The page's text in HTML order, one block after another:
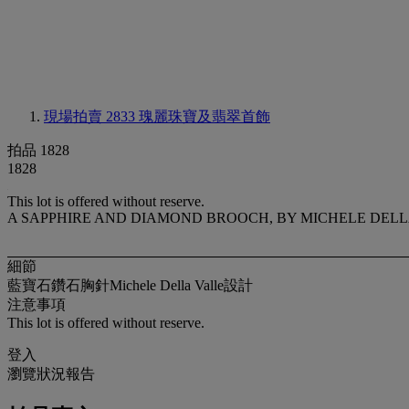
現場拍賣 2833 瑰麗珠寶及翡翠首飾
拍品 1828
1828
This lot is offered without reserve.
A SAPPHIRE AND DIAMOND BROOCH, BY MICHELE
細節
藍寶石鑽石胸針Michele Della Valle設計
注意事項
This lot is offered without reserve.
登入
瀏覽狀況報告